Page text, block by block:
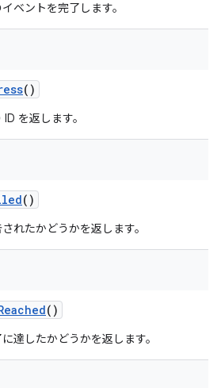
ベントを完了します。
()
を返します。
()
れたかどうかを返します。
()
達したかどうかを返します。